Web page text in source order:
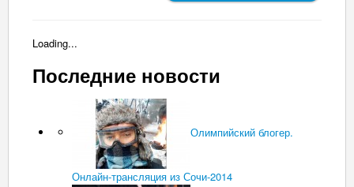
Loading...
Последние новости
Олимпийский блогер.
Онлайн-трансляция из Сочи-2014